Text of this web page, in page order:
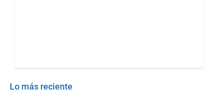
Lo más reciente